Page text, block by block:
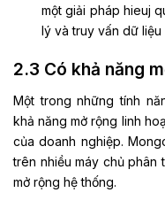
một giải pháp hieuj
lý và truy vấn dữ liệu
2.3 Có khả năng
Một trong những tính
khả năng mở rộng linh
của doanh nghiệp.
trên nhiều máy chủ
mở rộng hệ thống.